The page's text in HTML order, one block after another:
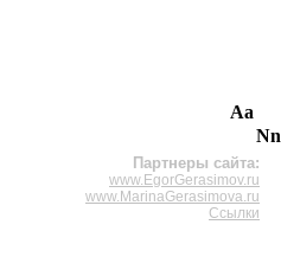
Aa
Nn
Партнеры сайта:
www.EgorGerasimov.ru
www.MarinaGerasimova.ru
Ссылки